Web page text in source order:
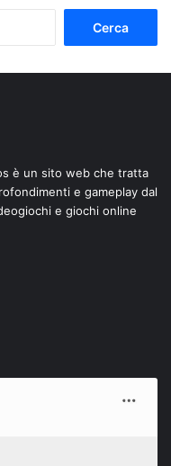
è un sito web che tratta
e gameplay dal
e giochi online